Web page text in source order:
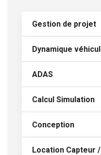
Gestion de projet
Dynamique
ADAS
Calcul Simulation
Conception
Location Capteur